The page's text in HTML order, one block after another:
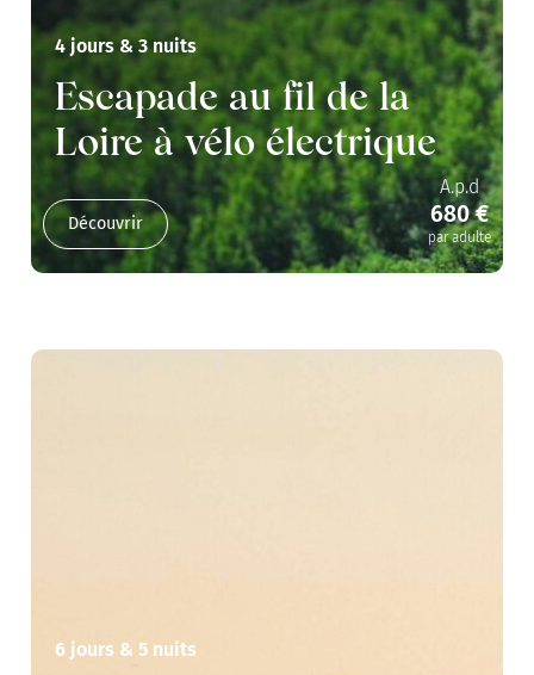
4 jours & 3 nuits
Escapade au fil de la
Loire à vélo électrique
Découvrir
A.p.d
680 €
par adulte
6 jours & 5 nuits